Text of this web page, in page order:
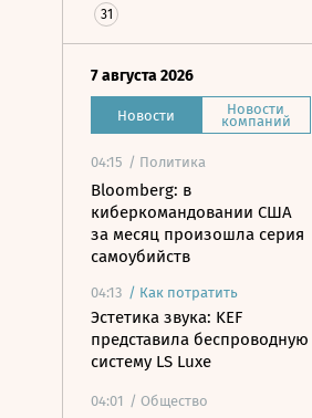
31
7 августа 2026
Новости Новости
компаний
04:15 / Политика
Bloomberg: в
киберкомандовании США
за месяц произошла серия
самоубийств
04:13 / Как потратить
Эстетика звука: KEF
представила беспроводную
систему LS Luxe
04:01 / Общество